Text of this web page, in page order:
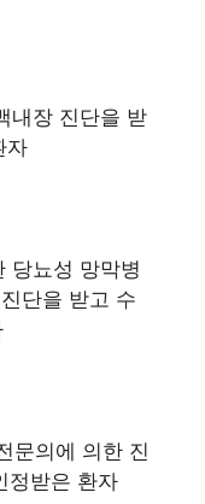
내장 진단을 받
자
당뇨성 망막병
단을 받고 수
문의에 의한 진
정받은 환자